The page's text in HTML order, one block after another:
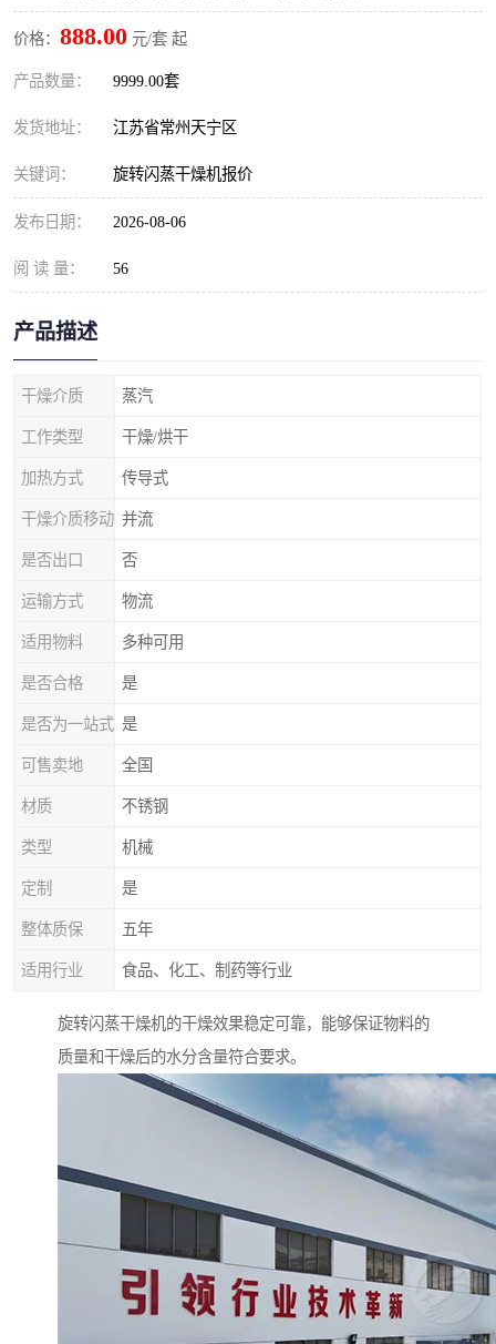
价格： 888.00 元/套 起
产品数量： 9999.00套
发货地址： 江苏省常州天宁区
关键词： 旋转闪蒸干燥机报价
发布日期： 2026-08-06
阅 读 量： 56
产品描述
干燥介质 蒸汽
工作类型 干燥/烘干
加热方式 传导式
干燥介质移动 并流
是否出口 否
运输方式 物流
适用物料 多种可用
是否合格 是
是否为一站式 是
可售卖地 全国
材质 不锈钢
类型 机械
定制 是
整体质保 五年
适用行业 食品、化工、制药等行业
旋转闪蒸干燥机的干燥效果稳定可靠，能够保证物料的
质量和干燥后的水分含量符合要求。